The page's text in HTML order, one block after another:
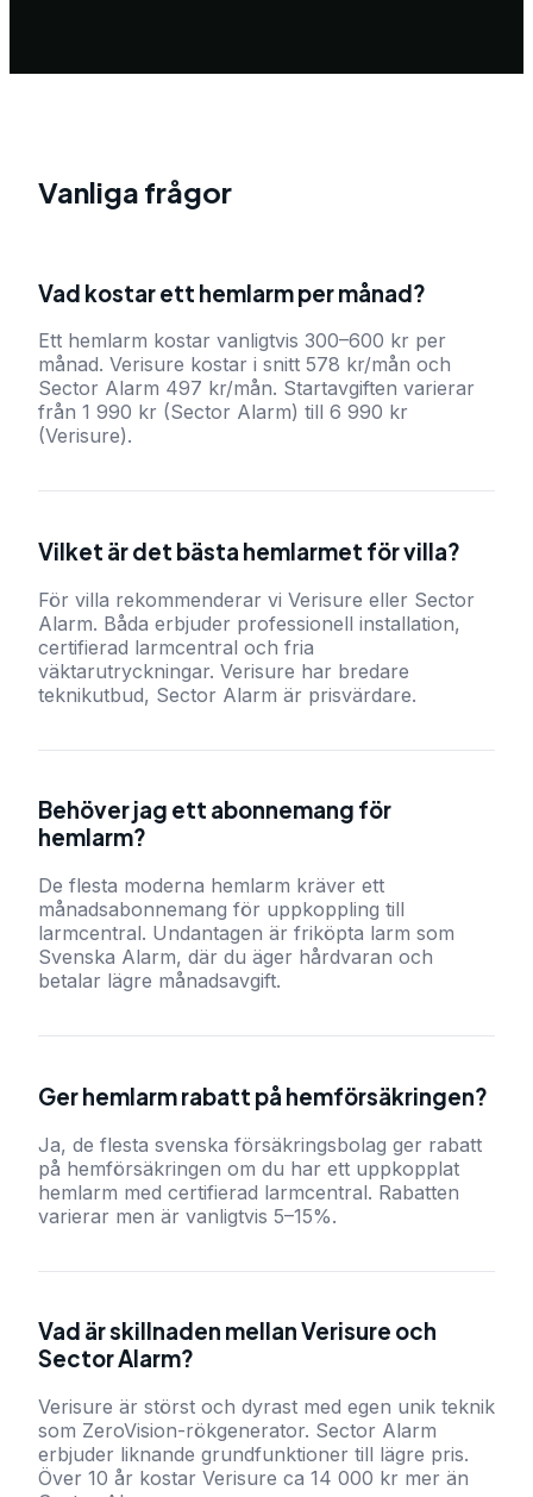
Vanliga frågor
Vad kostar ett hemlarm per månad?
Ett hemlarm kostar vanligtvis 300–600 kr per
månad. Verisure kostar i snitt 578 kr/mån och
Sector Alarm 497 kr/mån. Startavgiften varierar
från 1 990 kr (Sector Alarm) till 6 990 kr
(Verisure).
Vilket är det bästa hemlarmet för villa?
För villa rekommenderar vi Verisure eller Sector
Alarm. Båda erbjuder professionell installation,
certifierad larmcentral och fria
väktarutryckningar. Verisure har bredare
teknikutbud, Sector Alarm är prisvärdare.
Behöver jag ett abonnemang för
hemlarm?
De flesta moderna hemlarm kräver ett
månadsabonnemang för uppkoppling till
larmcentral. Undantagen är friköpta larm som
Svenska Alarm, där du äger hårdvaran och
betalar lägre månadsavgift.
Ger hemlarm rabatt på hemförsäkringen?
Ja, de flesta svenska försäkringsbolag ger rabatt
på hemförsäkringen om du har ett uppkopplat
hemlarm med certifierad larmcentral. Rabatten
varierar men är vanligtvis 5–15%.
Vad är skillnaden mellan Verisure och
Sector Alarm?
Verisure är störst och dyrast med egen unik teknik
som ZeroVision-rökgenerator. Sector Alarm
erbjuder liknande grundfunktioner till lägre pris.
Över 10 år kostar Verisure ca 14 000 kr mer än